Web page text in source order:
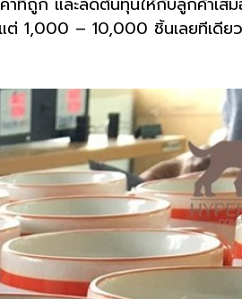
ต่ 1,000 – 10,000 ชิ้นเลยทีเดีย